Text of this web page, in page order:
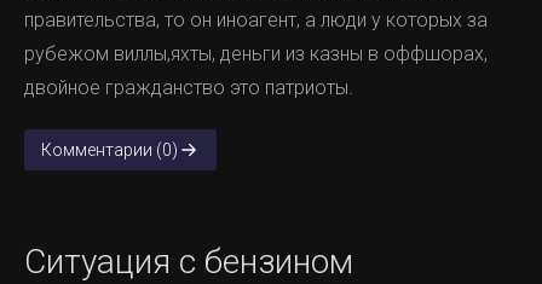
правительства, то он иноагент, а люди у которых за
рубежом виллы,яхты, деньги из казны в оффшорах,
двойное гражданство это патриоты.
Комментарии (0)
Ситуация с бензином